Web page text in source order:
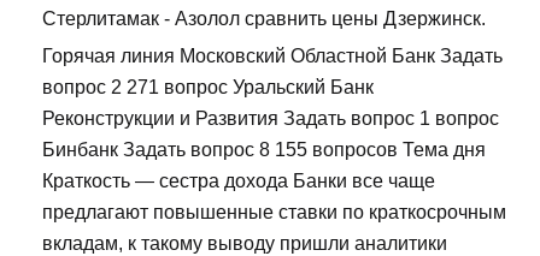
Стерлитамак - Азолол сравнить цены Дзержинск.
Горячая линия Московский Областной Банк Задать
вопрос 2 271 вопрос Уральский Банк
Реконструкции и Развития Задать вопрос 1 вопрос
Бинбанк Задать вопрос 8 155 вопросов Тема дня
Краткость — сестра дохода Банки все чаще
предлагают повышенные ставки по краткосрочным
вкладам, к такому выводу пришли аналитики